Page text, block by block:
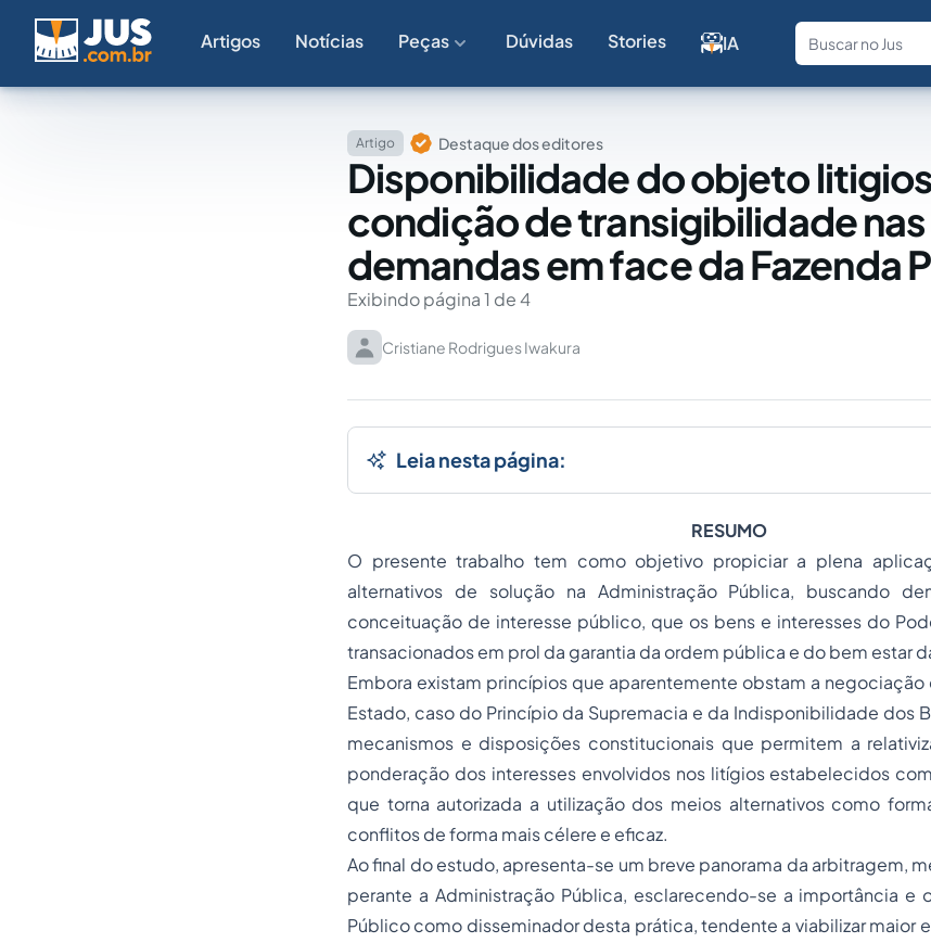
Artigos Notícias Peças Dúvidas Stories IA
Fale
Artigo Destaque dos editores
Disponibilidade do objeto
condição de transigibilidade nas
demandas em face da Fazenda
Exibindo página 1 de 4
Cristiane Rodrigues Iwakura
Leia nesta página:
RESUMO
O presente trabalho tem como objetivo propiciar a plena
alternativos de solução na Administração Pública, buscando
conceituação de interesse público, que os bens e interesses do
transacionados em prol da garantia da ordem pública e do bem estar
Embora existam princípios que aparentemente obstam a
Estado, caso do Princípio da Supremacia e da Indisponibilidade dos
mecanismos e disposições constitucionais que permitem a
ponderação dos interesses envolvidos nos litígios estabelecidos
que torna autorizada a utilização dos meios alternativos como
conflitos de forma mais célere e eficaz.
Ao final do estudo, apresenta-se um breve panorama da arbitragem,
perante a Administração Pública, esclarecendo-se a importância e
Público como disseminador desta prática, tendente a viabilizar maior